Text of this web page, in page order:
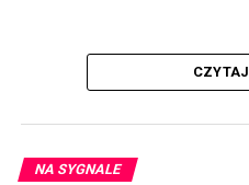
NA SYGNALE